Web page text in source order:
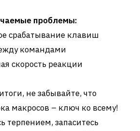
проблемы:
срабатывание клавиш
командами
скорость реакции
не забывайте, что
макросов – ключ ко всему!
терпением, запаситесь